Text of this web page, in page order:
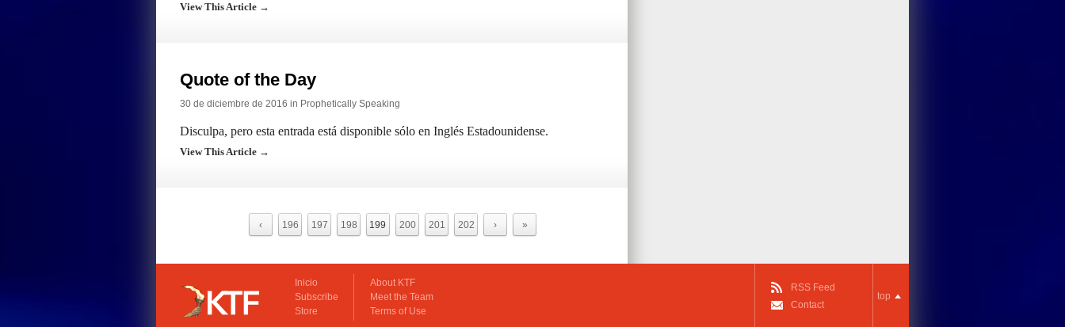
View This Article →
Quote of the Day
30 de diciembre de 2016 in Prophetically Speaking
Disculpa, pero esta entrada está disponible sólo en Inglés Estadounidense.
View This Article →
‹ 196 197 198 199 200 201 202 › »
Inicio
Subscribe
Store
About KTF
Meet the Team
Terms of Use
RSS Feed
Contact
top